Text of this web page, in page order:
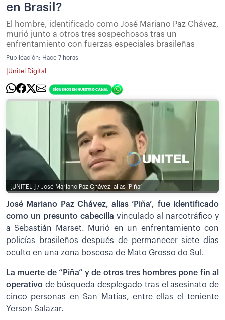
en Brasil?
El hombre, identificado como José Mariano Paz Chávez,
murió junto a otros tres sospechosos tras un
enfrentamiento con fuerzas especiales brasileñas
Publicación: Hace 7 horas
Unitel Digital
[UNITEL ] / José Mariano Paz Chávez, alias ‘Piña’
José Mariano Paz Chávez, alias ‘Piña’, fue identificado
como un presunto cabecilla vinculado al narcotráfico y
a Sebastián Marset. Murió en un enfrentamiento con
policías brasileños después de permanecer siete días
oculto en una zona boscosa de Mato Grosso do Sul.
La muerte de “Piña” y de otros tres hombres pone fin al
operativo de búsqueda desplegado tras el asesinato de
cinco personas en San Matías, entre ellas el teniente
Yerson Salazar.